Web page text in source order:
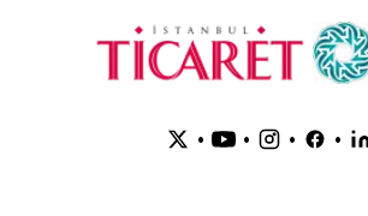
• • • •